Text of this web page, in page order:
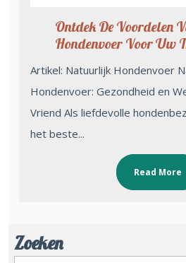
Ontdek De Voordelen
Hondenvoer Voor Uw
Artikel: Natuurlijk Hondenvoer
Hondenvoer: Gezondheid en
Vriend Als liefdevolle
het beste...
Read More
Zoeken